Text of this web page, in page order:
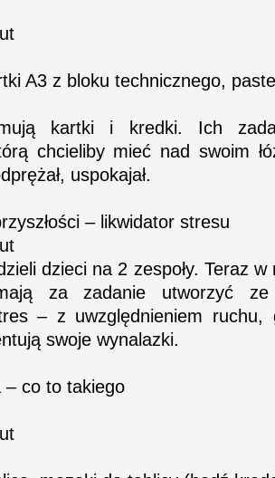
A3 z bloku technicznego,
kartki i kredki. Ich
chcieliby mieć nad swoim
uspokajał.
– likwidator stresu
dzieci na 2 zespoły. Teraz w
za zadanie utworzyć ze
– z uwzględnieniem
swoje wynalazki.
– co to takiego